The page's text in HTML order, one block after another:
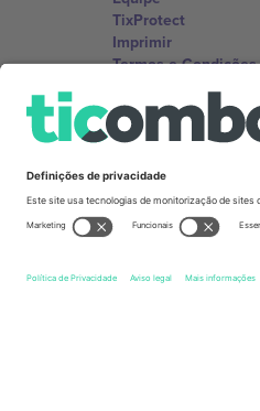
TixProtect
Imprimir
Termos e Condições
Programa de afiliados